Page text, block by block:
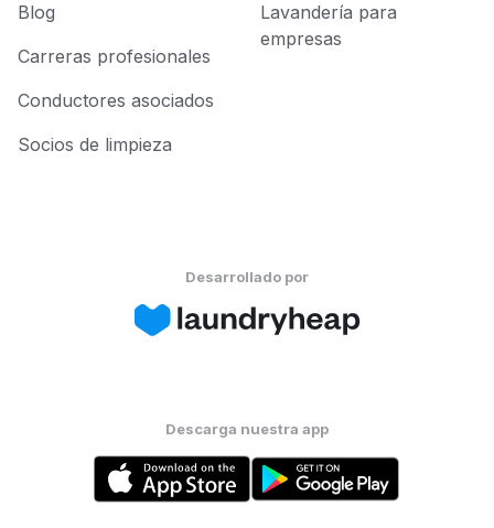
Blog
Carreras profesionales
Conductores asociados
Socios de limpieza
Lavandería para
empresas
Desarrollado por
Descarga nuestra app